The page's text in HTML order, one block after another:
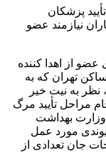
پزشکان
نیازمند عضو
از اهدا کننده
سودابه وفایی 66 ساله، ساکن تهران که به
به نیت خیر
مراحل تأیید مرگ
بهداشت
مورد عمل
جان تعدادی از